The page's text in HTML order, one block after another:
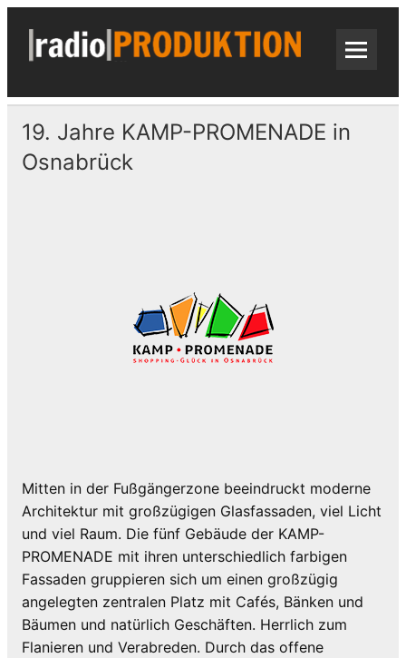
Skip
content
19. Jahre KAMP-PROMENADE in
Osnabrück
Mitten in der Fußgängerzone beeindruckt moderne
Architektur mit großzügigen Glasfassaden, viel Licht
und viel Raum. Die fünf Gebäude der KAMP-
PROMENADE mit ihren unterschiedlich farbigen
Fassaden gruppieren sich um einen großzügig
angelegten zentralen Platz mit Cafés, Bänken und
Bäumen und natürlich Geschäften. Herrlich zum
Flanieren und Verabreden. Durch das offene